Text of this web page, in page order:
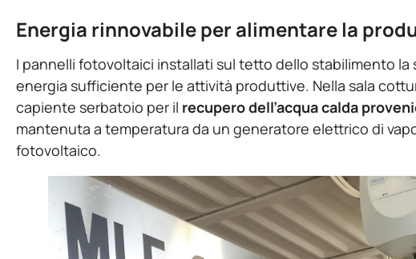
Energia rinnovabile per alimentare la
I pannelli fotovoltaici installati sul tetto dello stabilimento
energia sufficiente per le attività produttive. Nella sala
capiente serbatoio per il recupero dell’acqua calda
mantenuta a temperatura da un generatore elettrico di
fotovoltaico.